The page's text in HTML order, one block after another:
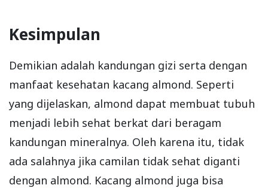
Kesimpulan
Demikian adalah kandungan gizi serta dengan
manfaat kesehatan kacang almond. Seperti
yang dijelaskan, almond dapat membuat tubuh
menjadi lebih sehat berkat dari beragam
kandungan mineralnya. Oleh karena itu, tidak
ada salahnya jika camilan tidak sehat diganti
dengan almond. Kacang almond juga bisa